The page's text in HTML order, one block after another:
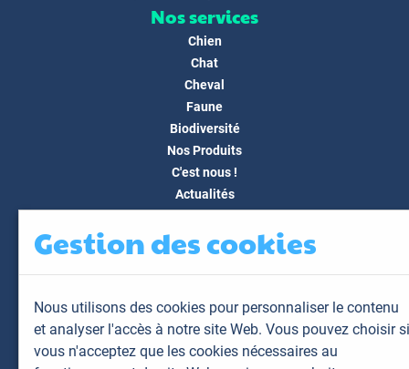
Nos services
Chien
Chat
Cheval
Faune
Biodiversité
Nos Produits
C'est nous !
Actualités
FAQ
Mon espace
Mes animaux
Mes résultats
Gestion des cookies
Nous utilisons des cookies pour personnaliser le contenu
et analyser l'accès à notre site Web. Vous pouvez choisir si
vous n'acceptez que les cookies nécessaires au